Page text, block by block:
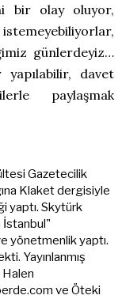
bir olay oluyor,
günlerdeyiz…
davet
paylaşmak
Gazetecilik
Klaket dergisiyle
yaptı. Skytürk
İstanbul"
yönetmenlik yaptı.
Yayınlanmış
Halen
ve Öteki